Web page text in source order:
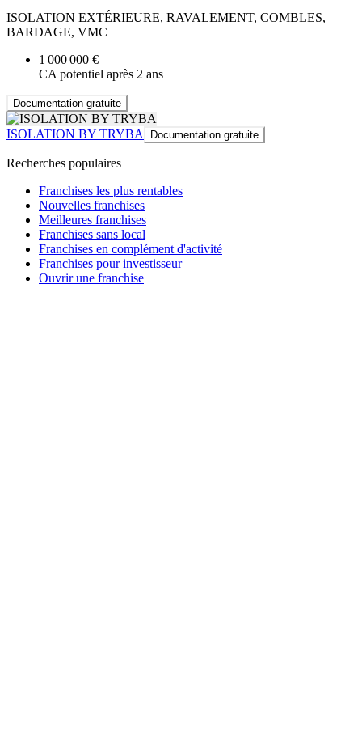
ISOLATION EXTÉRIEURE, RAVALEMENT, COMBLES,
BARDAGE, VMC
1 000 000 €
CA potentiel après 2 ans
Documentation gratuite
ISOLATION BY TRYBA Documentation gratuite
Recherches populaires
Franchises les plus rentables
Nouvelles franchises
Meilleures franchises
Franchises sans local
Franchises en complément d'activité
Franchises pour investisseur
Ouvrir une franchise